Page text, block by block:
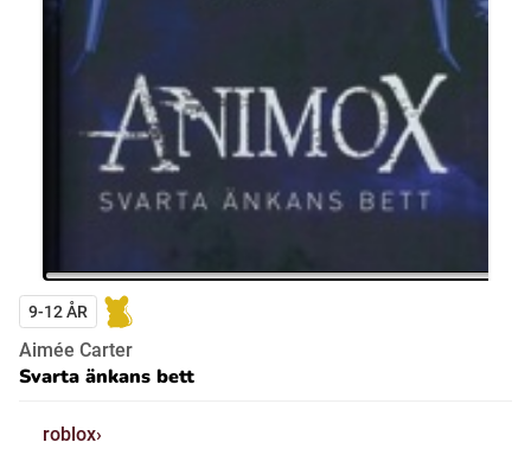
9-12 ÅR
Aimée Carter
Svarta änkans bett
roblox